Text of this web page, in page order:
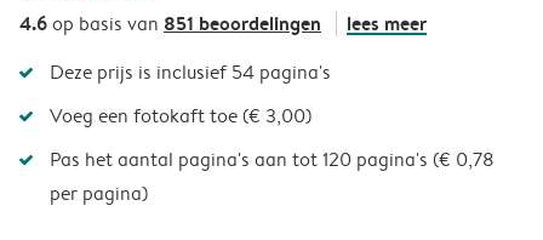
4.6op basis van 851 beoordelingen lees meer
Deze prijs is inclusief 54 pagina's
Voeg een fotokaft toe (€ 3,00)
Pas het aantal pagina's aan tot 120 pagina's (€ 0,78
per pagina)